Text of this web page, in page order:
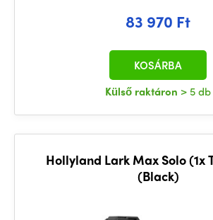
83 970 Ft
Külső raktáron > 5 db
KOSÁRBA
Hollyland Lark Max Solo (1x
(Black)